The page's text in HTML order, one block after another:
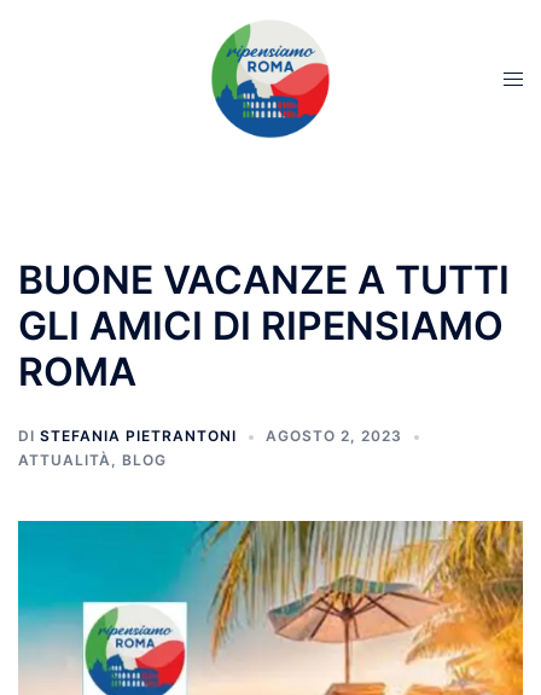
BUONE VACANZE A TUTTI
GLI AMICI DI RIPENSIAMO
ROMA
DI STEFANIA PIETRANTONI
AGOSTO 2, 2023
ATTUALITÀ, BLOG